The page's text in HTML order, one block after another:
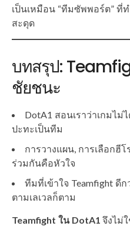
เป็นเหมือน “ทีมซัพพอร์ต” ที่
สะดุด
บทสรุป:
ชัยชนะ
DotA1 สอนเราว่าเกมไ
ปะทะเป็นทีม
การวางแผน, การเลือกฮี
ร่วมกันคือหัวใจ
ทีมที่เข้าใจ Teamfight ดี
ตามเลเวลก็ตาม
Teamfight ใน DotA1 จึงไม่